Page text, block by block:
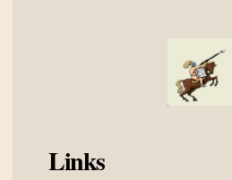
Links